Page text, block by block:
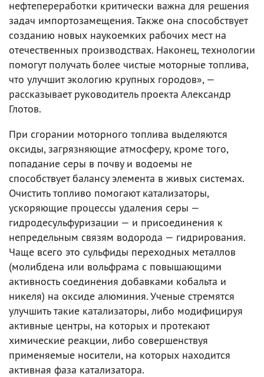
нефтепереработки критически важна для решения
задач импортозамещения. Также она способствует
созданию новых наукоемких рабочих мест на
отечественных производствах. Наконец, технологии
помогут получать более чистые моторные топлива,
что улучшит экологию крупных городов», —
рассказывает руководитель проекта Александр
Глотов.
При сгорании моторного топлива выделяются
оксиды, загрязняющие атмосферу, кроме того,
попадание серы в почву и водоемы не
способствует балансу элемента в живых системах.
Очистить топливо помогают катализаторы,
ускоряющие процессы удаления серы —
гидродесульфуризации — и присоединения к
непредельным связям водорода — гидрирования.
Чаще всего это сульфиды переходных металлов
(молибдена или вольфрама с повышающими
активность соединения добавками кобальта и
никеля) на оксиде алюминия. Ученые стремятся
улучшить такие катализаторы, либо модифицируя
активные центры, на которых и протекают
химические реакции, либо совершенствуя
применяемые носители, на которых находится
активная фаза катализатора.